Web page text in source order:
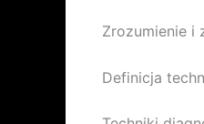
Zrozumienie i
Definicja